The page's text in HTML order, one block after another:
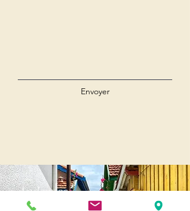
Envoyer
Andernos
Pl. of May 8, 1945